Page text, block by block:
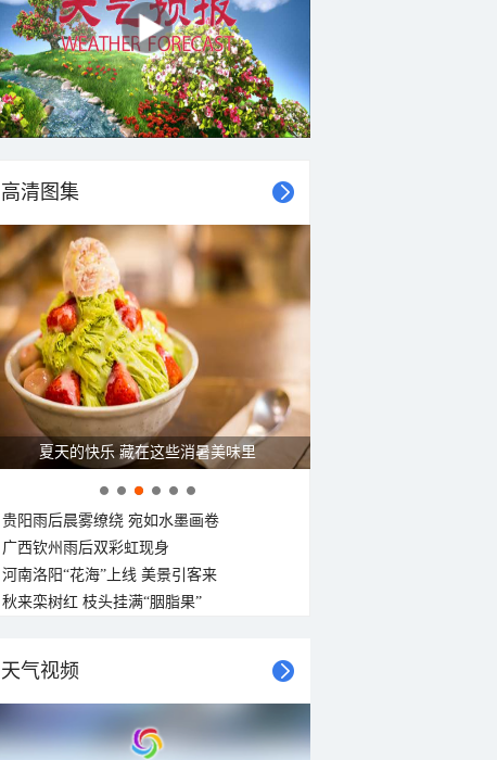
高清图集
夏天的快乐 藏在这些消暑美味里
贵阳雨后晨雾缭绕 宛如水墨画卷
广西钦州雨后双彩虹现身
河南洛阳“花海”上线 美景引客来
秋来栾树红 枝头挂满“胭脂果”
天气视频